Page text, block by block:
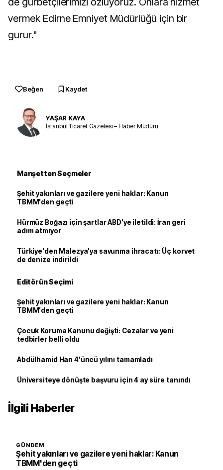
vermek Edirne Emniyet Müdürlüğü için bir
gurur."
Beğen Kaydet
YAŞAR KAYA
İstanbul Ticaret Gazetesi – Haber Müdürü
Manşetten Seçmeler
Şehit yakınları ve gazilere yeni haklar: Kanun
TBMM'den geçti
Hürmüz Boğazı için şartlar ABD'ye iletildi: İran geri
adım atmıyor
Türkiye'den Malezya'ya savunma ihracatı: Üç korvet
de denize indirildi
Editörün Seçimi
Şehit yakınları ve gazilere yeni haklar: Kanun
TBMM'den geçti
Çocuk Koruma Kanunu değişti: Cezalar ve yeni
tedbirler belli oldu
Abdülhamid Han 4'üncü yılını tamamladı
Üniversiteye dönüşte başvuru için 4 ay süre tanındı
İlgili Haberler
GÜNDEM
Şehit yakınları ve gazilere yeni haklar: Kanun
TBMM'den geçti